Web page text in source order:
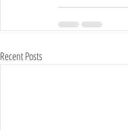
Recent Posts